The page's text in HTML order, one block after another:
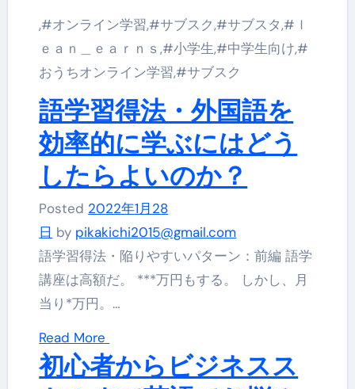
,#オンライン学習,#サブスク,#サブスタ,#ｌ
ｅａｎ＿ｅａｒｎｓ,#小学生,#中学生向け,#
おうちオンライン学習,#サブスク
語学習得法・外国語を
効率的に学ぶにはどう
したらよいのか？
Posted 2022年1月28
日 by pikakichi2015@gmail.com
語学習得法・陥りやすいパターン：前編 語学
講座は高額だ。 ***万円もする。 しかし、月
当り*万円。…
Read More
初心者からビジネスス